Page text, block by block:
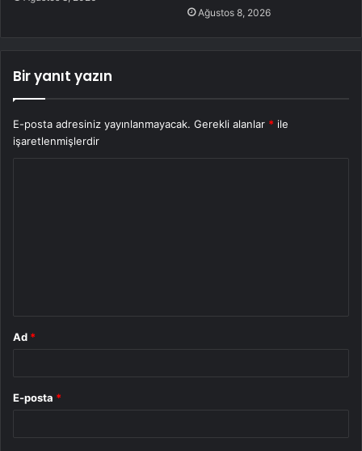
Ağustos 8, 2026
Bir yanıt yazın
E-posta adresiniz yayınlanmayacak. Gerekli alanlar * ile
işaretlenmişlerdir
Ad *
E-posta *